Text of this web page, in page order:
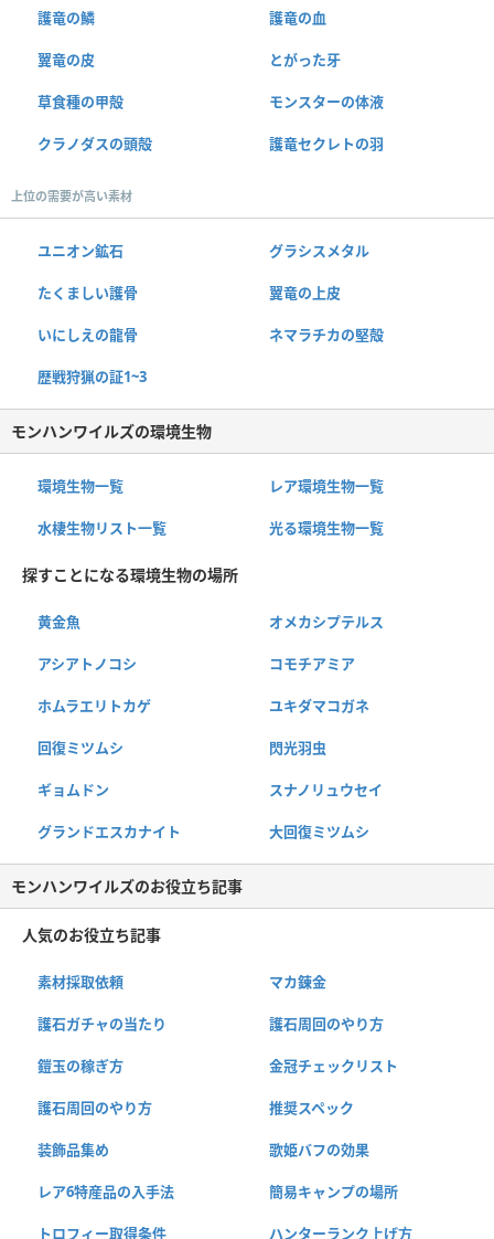
護竜の鱗 護竜の血
翼竜の皮 とがった牙
草食種の甲殻 モンスターの体液
クラノダスの頭殻 護竜セクレトの羽
上位の需要が高い素材
ユニオン鉱石 グラシスメタル
たくましい護骨 翼竜の上皮
いにしえの龍骨 ネマラチカの堅殻
歴戦狩猟の証1~3
モンハンワイルズの環境生物
環境生物一覧 レア環境生物一覧
水棲生物リスト一覧 光る環境生物一覧
探すことになる環境生物の場所
黄金魚 オメカシプテルス
アシアトノコシ コモチアミア
ホムラエリトカゲ ユキダマコガネ
回復ミツムシ 閃光羽虫
ギョムドン スナノリュウセイ
グランドエスカナイト 大回復ミツムシ
モンハンワイルズのお役立ち記事
人気のお役立ち記事
素材採取依頼 マカ錬金
護石ガチャの当たり 護石周回のやり方
鎧玉の稼ぎ方 金冠チェックリスト
護石周回のやり方 推奨スペック
装飾品集め 歌姫バフの効果
レア6特産品の入手法 簡易キャンプの場所
トロフィー取得条件 ハンターランク上げ方